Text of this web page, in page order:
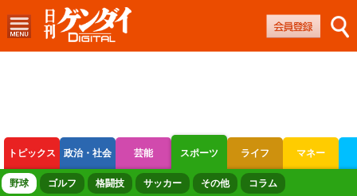
トピックス 政治・社会 芸能 スポーツ ライフ マネー
ボートレース 競輪 オートレース
野球 ゴルフ 格闘技 サッカー その他 コラム